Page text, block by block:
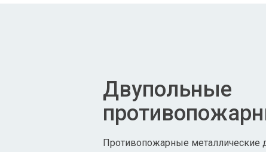
Двупольные
Противопожарные металлические